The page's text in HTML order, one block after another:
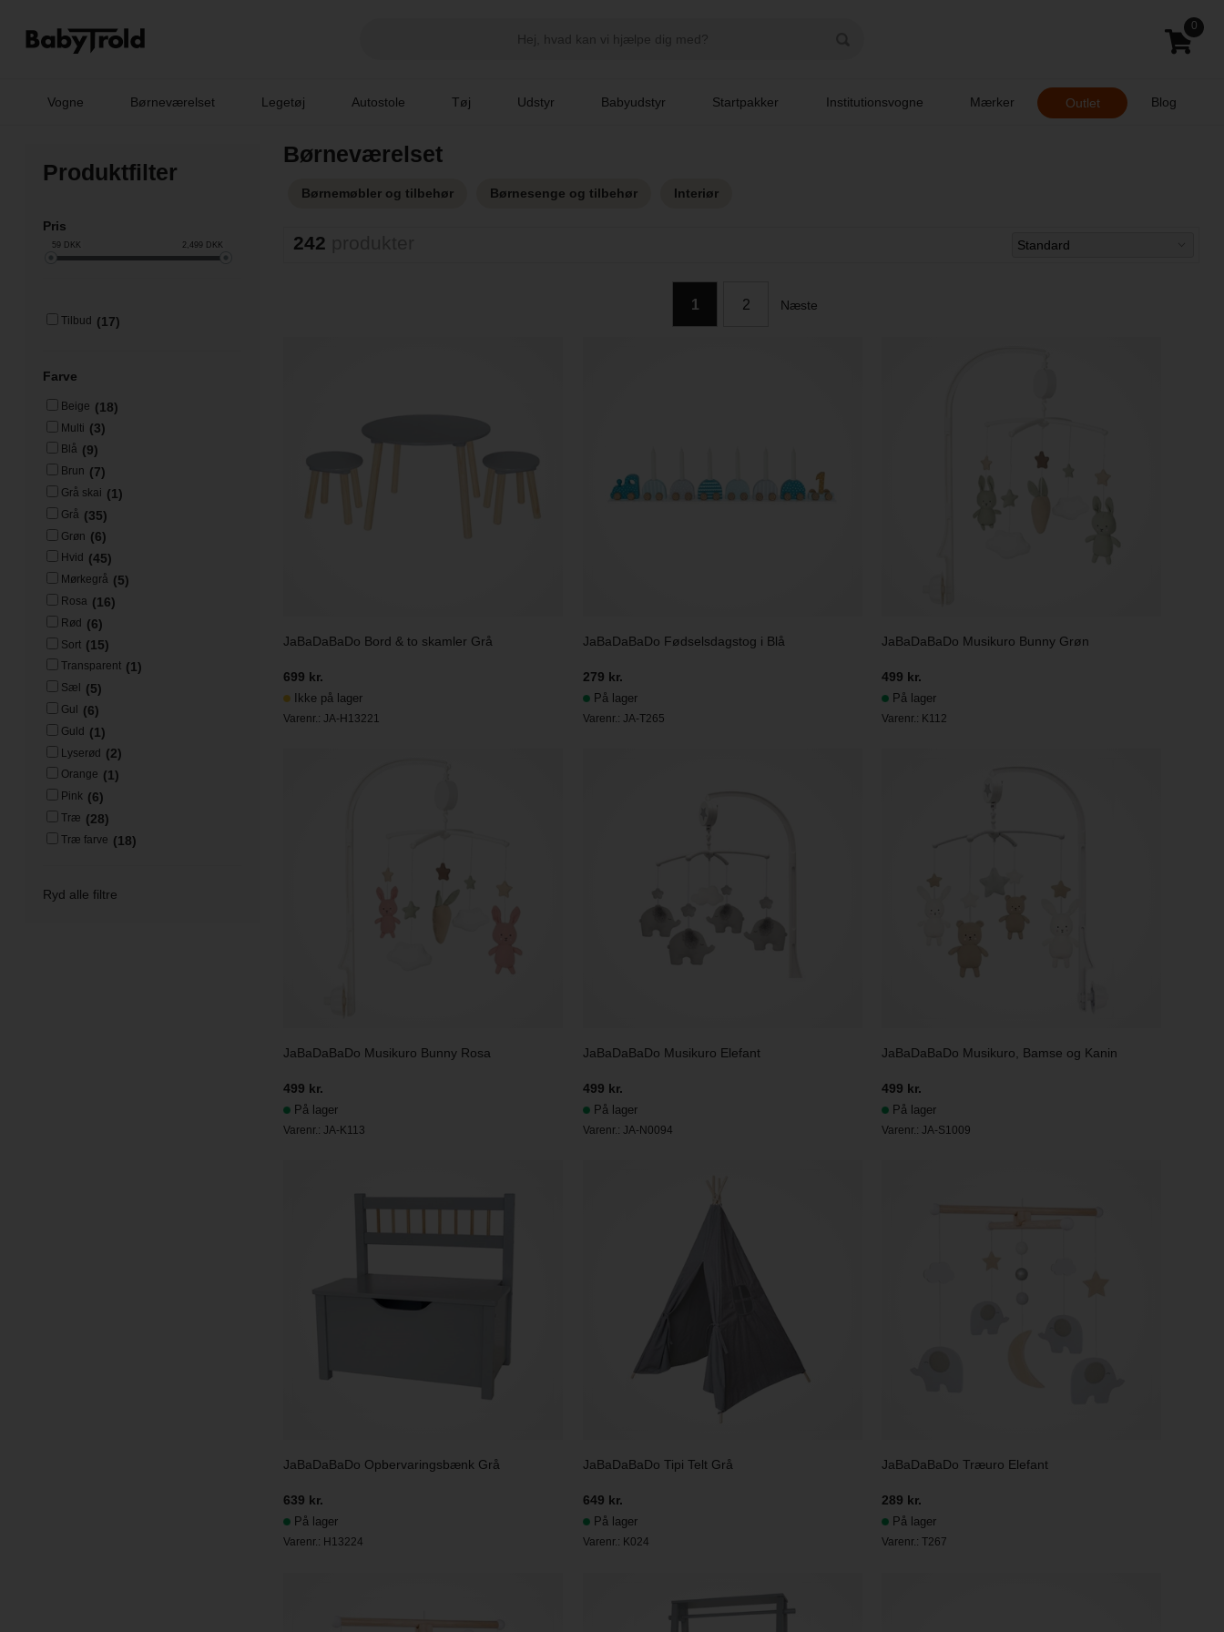
0
Vogne Børneværelset Legetøj Autostole Tøj Udstyr Babyudstyr Startpakker Institutionsvogne Mærker Outlet Blog
Produktfilter
Pris
59DKK 2,499DKK
Tilbud (17)
Farve
Beige (18)
Multi (3)
Blå (9)
Brun (7)
Grå skai (1)
Grå (35)
Grøn (6)
Hvid (45)
Mørkegrå (5)
Rosa (16)
Rød (6)
Sort (15)
Transparent (1)
Sæl (5)
Gul (6)
Guld (1)
Lyserød (2)
Orange (1)
Pink (6)
Træ (28)
Træ farve (18)
Ryd alle filtre
Børneværelset
Børnemøbler og tilbehør Børnesenge og tilbehør Interiør
242
1 2 Næste
JaBaDaBaDo Bord & to skamler Grå
699 kr.
Ikke på lager
Varenr.:JA-H13221
JaBaDaBaDo Fødselsdagstog i Blå
279 kr.
På lager
Varenr.: JA-T265
JaBaDaBaDo Musikuro Bunny Grøn
499 kr.
På lager
Varenr.: K112
JaBaDaBaDo Musikuro Bunny Rosa
499 kr.
På lager
Varenr.:JA-K113
JaBaDaBaDo Musikuro Elefant
499 kr.
På lager
Varenr.: JA-N0094
JaBaDaBaDo Musikuro, Bamse og Kanin
499 kr.
På lager
Varenr.:JA-S1009
JaBaDaBaDo Opbervaringsbænk Grå
639 kr.
På lager
Varenr.: H13224
JaBaDaBaDo Tipi Telt Grå
649 kr.
På lager
Varenr.: K024
JaBaDaBaDo Træuro Elefant
289 kr.
På lager
Varenr.:T267